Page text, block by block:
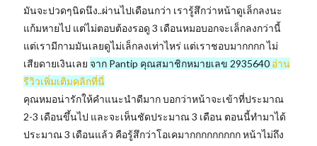
มันจะปวดๆนิดนึง..ผ่านไปเดือนกว่า เรารู้สึกว่าหน้าดูเล็กลงนะ
แก้มหายไป แต่ไม่ตอบต้องรอดู 3 เดือนหมอบอกจะเล็กลงกว่านี้
แต่เรามีกามมันเลยดูไม่เล็กลงเท่าไหร่ แต่เราชอบมากกกก ไม่
เสียดายเงินเลย จาก Pantip คุณสมาชิกหมายเลข 2935640 อ่าน
รีวิวเพิ่มเติมคลิกที่นี่
คุณหมอน่ารักให้คำแนะนำดีมาก บอกว่าหน้าจะเข้าที่ประมาณ
2-3 เดือนขึ้นไป และจะเห็นชัดประมาณ 3 เดือน ตอนนี้ทำมาได้
ประมาณ 3 เดือนแล้ว คือรู้สึกว่าโอเคมากกกกกกกกก หน้าไม่ถึง